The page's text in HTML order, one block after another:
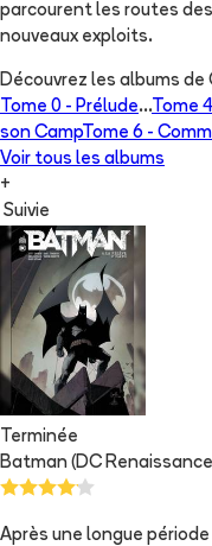
parcourent les routes
nouveaux exploits.
Découvrez les albums de
Tome 0 - Prélude...Tome
son CampTome 6 -
Voir tous les albums
+
Suivie
Terminée
Batman (DC
Après une longue